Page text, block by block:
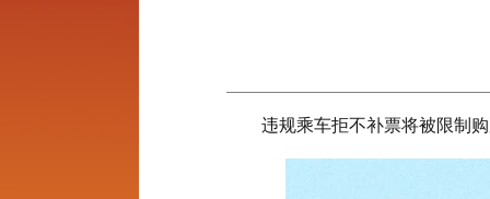
违规乘车拒不补票将被限制